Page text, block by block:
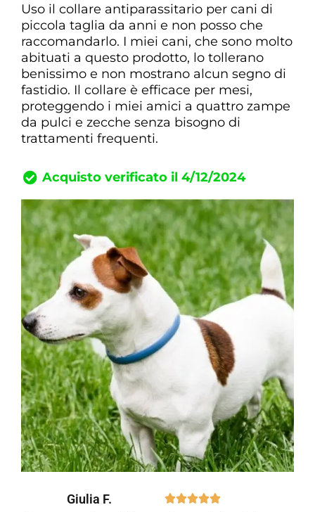
Uso il collare antiparassitario per cani di
piccola taglia da anni e non posso che
raccomandarlo. I miei cani, che sono molto
abituati a questo prodotto, lo tollerano
benissimo e non mostrano alcun segno di
fastidio. Il collare è efficace per mesi,
proteggendo i miei amici a quattro zampe
da pulci e zecche senza bisogno di
trattamenti frequenti.
Acquisto verificato il 4/12/2024
Giulia F. 